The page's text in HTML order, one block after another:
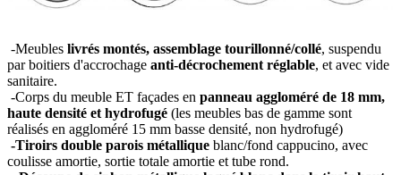
-Meubles livrés montés, assemblage tourillonné/collé, suspendu
par boitiers d'accrochage anti-décrochement réglable, et avec vide
sanitaire.
-Corps du meuble ET façades en panneau aggloméré de 18 mm,
haute densité et hydrofugé (les meubles bas de gamme sont
réalisés en aggloméré 15 mm basse densité, non hydrofugé)
-Tiroirs double parois métallique blanc/fond cappucino, avec
coulisse amortie, sortie totale amortie et tube rond.